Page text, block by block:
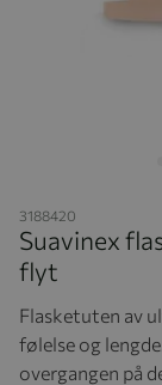
3188420
Suavinex
flyt
Flasketuten av
følelse og
overgangen på